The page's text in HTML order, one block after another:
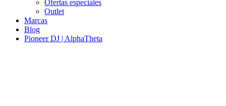
Ofertas especiales
Outlet
Marcas
Blog
Pioneer DJ | AlphaTheta